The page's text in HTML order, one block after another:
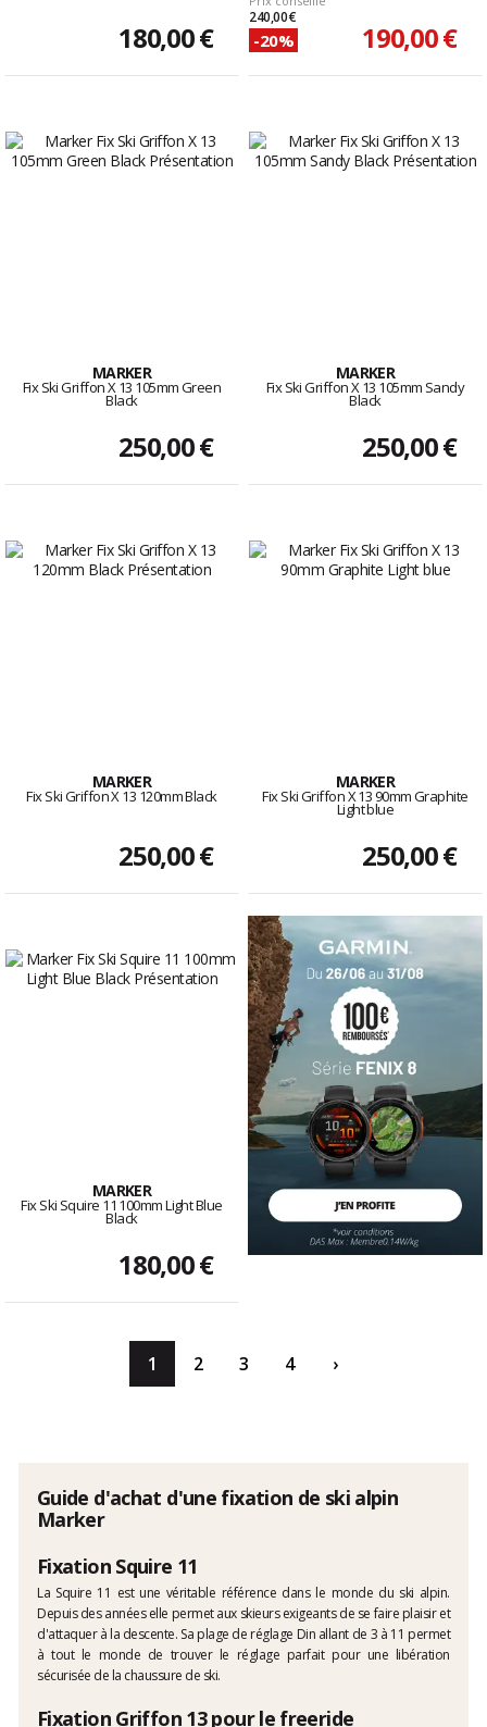
180,00 €
240,00 €
-20% 190,00 €
MARKER
Fix Ski Griffon X 13 105mm Green
Black
250,00 €
MARKER
Fix Ski Griffon X 13 105mm Sandy
Black
250,00 €
MARKER
Fix Ski Griffon X 13 120mm Black
250,00 €
MARKER
Fix Ski Griffon X 13 90mm Graphite
Light blue
250,00 €
MARKER
Fix Ski Squire 11 100mm Light Blue
Black
180,00 €
1 2 3 4 ›
Guide d'achat d'une fixation de ski alpin
Marker
Fixation Squire 11
La Squire 11 est une véritable référence dans le monde du ski alpin.
Depuis des années elle permet aux skieurs exigeants de se faire plaisir et
d'attaquer à la descente. Sa plage de réglage Din allant de 3 à 11 permet
à tout le monde de trouver le réglage parfait pour une libération
sécurisée de la chaussure de ski.
Fixation Griffon 13 pour le freeride